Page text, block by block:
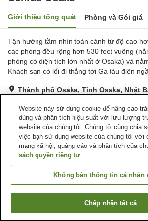
Giới thiệu tổng quát Phòng và Gói giá
Tận hưởng tầm nhìn toàn cảnh từ độ cao
các phòng đều rộng hơn 530 feet vuông
phòng có diện tích lớn nhất ở Osaka) và
Khách sạn có lối đi thẳng tới Ga tàu điện
Thành phố Osaka, Tỉnh Osaka, Nhật
Tuyệt vời Đánh giá:50lượt
Tiện nghi chỗ nghỉ
Bãi đỗ xe
Trang chủ Nhật Bản Tỉnh Osaka
Tìm phòng trống
Website này sử dụng cookie để nâng cao
dùng và phân tích hiệu suất với lưu lượng
website của chúng tôi. Chúng tôi cũng chia
việc bạn sử dụng website của chúng tôi với
mạng xã hội, quảng cáo và phân tích của
sách quyền riêng tư
Không bán thông tin cá nhân
Chấp nhận tất cả